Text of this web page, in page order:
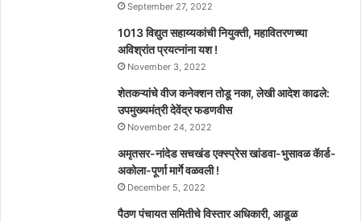
September 27, 2022
1013 विद्युत सहाय्यकांची नियुक्ती, महावितरणच्या
अविश्रांत प्रयत्नांना यश !
November 3, 2022
शेतकऱ्यांचे वीज कनेक्शन तोडू नका, लेखी आदेश काढले:
उपमुख्यमंत्री देवेंद्र फडणवीस
November 24, 2022
अमृतसर-नांदेड सचखंड एक्स्प्रेस खांडवा-भुसावळ कॅार्ड-
अकोला-पूर्णा मार्गे वळवली !
December 5, 2022
पैठण पंचायत समितीचे विस्तार अधिकारी, आडूळ